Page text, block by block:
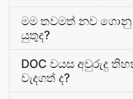
මම තවමත් නව ගොනු
යුතුද?
DOC වයස අවුරුදු
වැදගත් ද?